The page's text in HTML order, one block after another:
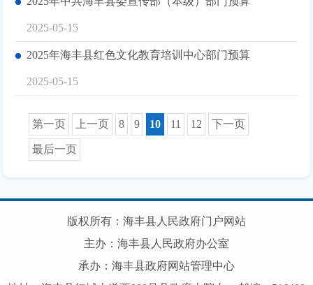
2025-05-15
2025年海丰县红色文化教育培训中心部门预算
2025-05-15
第一页 上一页 8 9 10 11 12 下一页
最后一页
版权所有：海丰县人民政府门户网站
主办：海丰县人民政府办公室
承办：海丰县政府网站管理中心